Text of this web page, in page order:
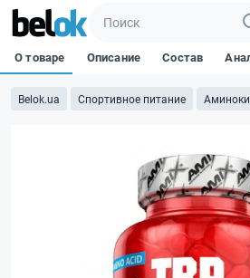
Belok.ua Спортивное питание
О товаре Описание Состав